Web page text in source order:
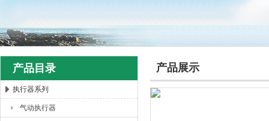
产品目录
执行器系列
气动执行器
产品展示